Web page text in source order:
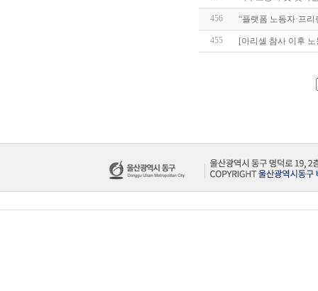
456 “플랫폼 노동자·프
455 [아리셀 참사 이후